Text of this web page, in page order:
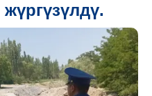
жүргүзүлдү.